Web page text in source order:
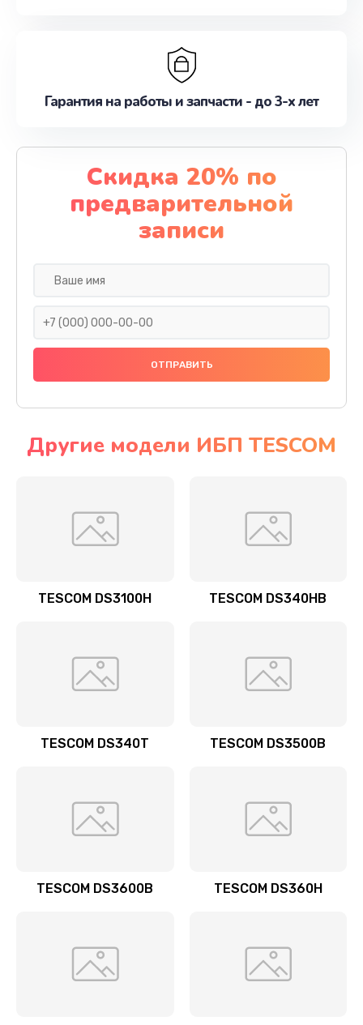
Гарантия на работы и запчасти - до 3-х лет
Скидка 20% по
предварительной
записи
Другие модели ИБП TESCOM
TESCOM DS3100H TESCOM DS340HB
TESCOM DS340T TESCOM DS3500B
TESCOM DS3600B TESCOM DS360H